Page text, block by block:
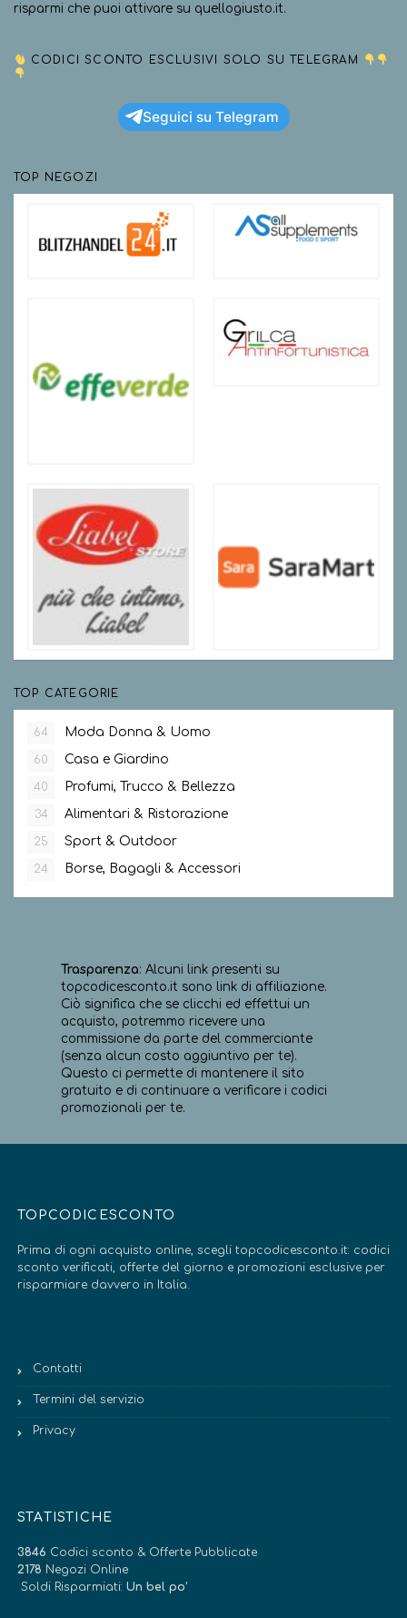
risparmi che puoi attivare su quellogiusto.it.
CODICI SCONTO ESCLUSIVI SOLO SU TELEGRAM
Seguici su Telegram
TOP NEGOZI
TOP CATEGORIE
64 Moda Donna & Uomo
60 Casa e Giardino
40 Profumi, Trucco & Bellezza
34 Alimentari & Ristorazione
25 Sport & Outdoor
24 Borse, Bagagli & Accessori
Trasparenza: Alcuni link presenti su
topcodicesconto.it sono link di affiliazione.
Ciò significa che se clicchi ed effettui un
acquisto, potremmo ricevere una
commissione da parte del commerciante
(senza alcun costo aggiuntivo per te).
Questo ci permette di mantenere il sito
gratuito e di continuare a verificare i codici
promozionali per te.
TOPCODICESCONTO
Prima di ogni acquisto online, scegli topcodicesconto.it: codici
sconto verificati, offerte del giorno e promozioni esclusive per
risparmiare davvero in Italia.
Contatti
Termini del servizio
Privacy
STATISTICHE
3846 Codici sconto & Offerte Pubblicate
2178 Negozi Online
Soldi Risparmiati: Un bel po’